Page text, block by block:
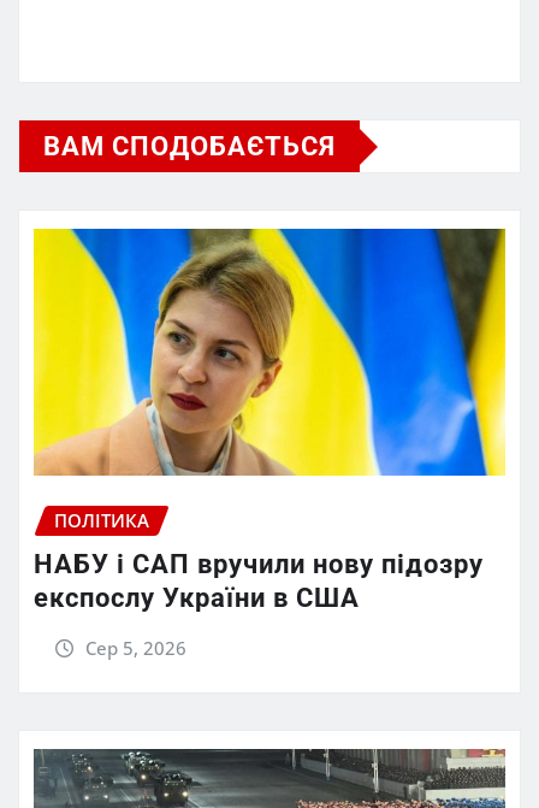
ВАМ СПОДОБАЄТЬСЯ
ПОЛІТИКА
НАБУ і САП вручили нову підозру
експослу України в США
Сер 5, 2026